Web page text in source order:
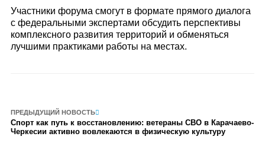
Участники форума смогут в формате прямого диалога
с федеральными экспертами обсудить перспективы
комплексного развития территорий и обменяться
лучшими практиками работы на местах.
ПРЕДЫДУЩИЙ НОВОСТЬ
Спорт как путь к восстановлению: ветераны СВО в Карачаево-
Черкесии активно вовлекаются в физическую культуру